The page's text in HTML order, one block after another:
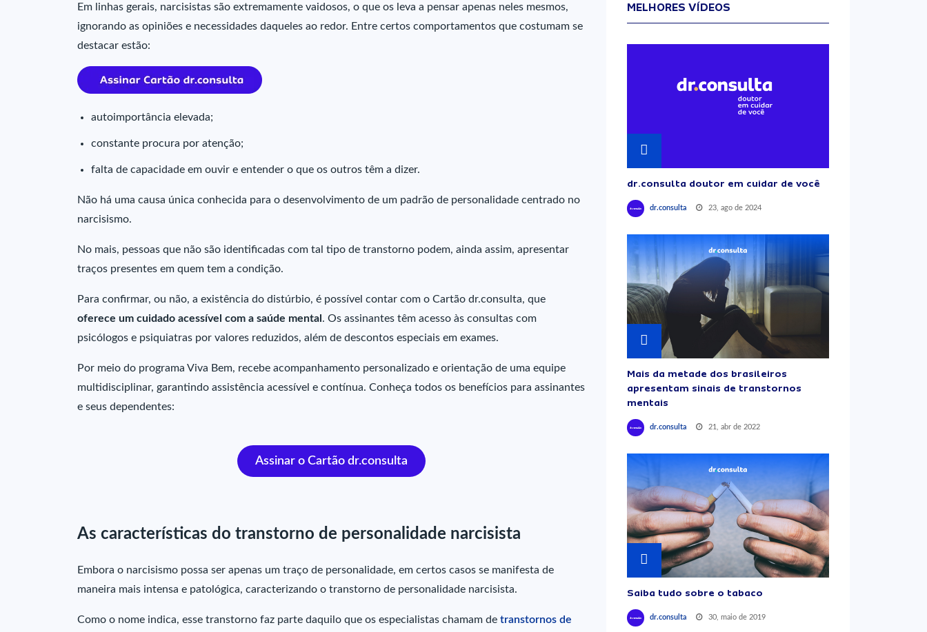
Em linhas gerais, narcisistas são extremamente vaidosos, o que os leva a pensar apenas neles mesmos,
ignorando as opiniões e necessidades daqueles ao redor. Entre certos comportamentos que costumam se
destacar estão:
autoimportância elevada;
constante procura por atenção;
falta de capacidade em ouvir e entender o que os outros têm a dizer.
Não há uma causa única conhecida para o desenvolvimento de um padrão de personalidade centrado no
narcisismo.
No mais, pessoas que não são identificadas com tal tipo de transtorno podem, ainda assim, apresentar
traços presentes em quem tem a condição.
Para confirmar, ou não, a existência do distúrbio, é possível contar com o Cartão dr.consulta, que
oferece um cuidado acessível com a saúde mental . Os assinantes têm acesso às consultas com
psicólogos e psiquiatras por valores reduzidos, além de descontos especiais em exames.
Por meio do programa Viva Bem, recebe acompanhamento personalizado e orientação de uma equipe
multidisciplinar, garantindo assistência acessível e contínua. Conheça todos os benefícios para assinantes
e seus dependentes:
Assinar o Cartão dr.consulta
As características do transtorno de personalidade narcisista
Embora o narcisismo possa ser apenas um traço de personalidade, em certos casos se manifesta de
maneira mais intensa e patológica, caracterizando o transtorno de personalidade narcisista.
Como o nome indica, esse transtorno faz parte daquilo que os especialistas chamam de transtornos de
MELHORES VÍDEOS
dr.consulta doutor em cuidar de você
dr.consulta 23, ago de 2024
Mais da metade dos brasileiros
apresentam sinais de transtornos
mentais
dr.consulta 21, abr de 2022
Saiba tudo sobre o tabaco
dr.consulta 30, maio de 2019